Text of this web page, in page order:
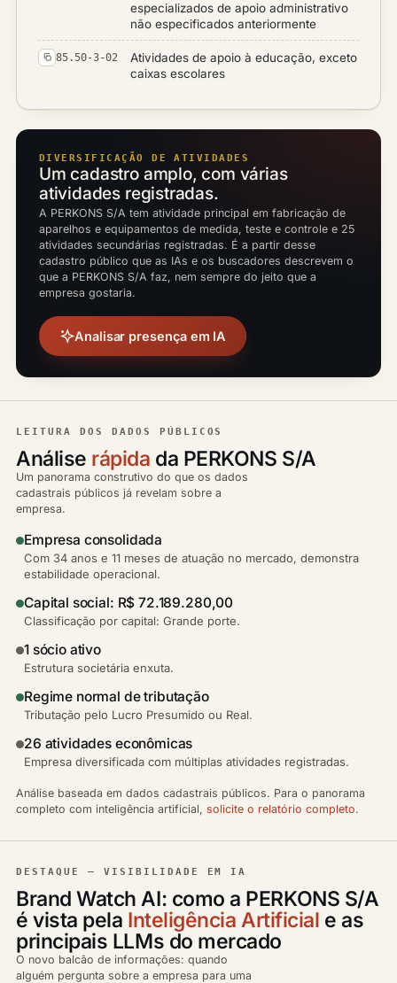
especializados de apoio administrativo
não especificados anteriormente
85.50-3-02
Atividades de apoio à educação, exceto
caixas escolares
DIVERSIFICAÇÃO DE ATIVIDADES
Um cadastro amplo, com várias
atividades registradas.
A PERKONS S/A tem atividade principal em fabricação de
aparelhos e equipamentos de medida, teste e controle e 25
atividades secundárias registradas. É a partir desse
cadastro público que as IAs e os buscadores descrevem o
que a PERKONS S/A faz, nem sempre do jeito que a
empresa gostaria.
Analisar presença em IA
LEITURA DOS DADOS PÚBLICOS
Análise rápida da PERKONS S/A
Um panorama construtivo do que os dados
cadastrais públicos já revelam sobre a
empresa.
Empresa consolidada
Com 34 anos e 11 meses de atuação no mercado, demonstra
estabilidade operacional.
Capital social: R$ 72.189.280,00
Classificação por capital: Grande porte.
1 sócio ativo
Estrutura societária enxuta.
Regime normal de tributação
Tributação pelo Lucro Presumido ou Real.
26 atividades econômicas
Empresa diversificada com múltiplas atividades registradas.
Análise baseada em dados cadastrais públicos. Para o panorama
completo com inteligência artificial, solicite o relatório completo.
DESTAQUE — VISIBILIDADE EM IA
Brand Watch AI: como a PERKONS S/A
é vista pela Inteligência Artificial e as
principais LLMs do mercado
O novo balcão de informações: quando
alguém pergunta sobre a empresa para uma